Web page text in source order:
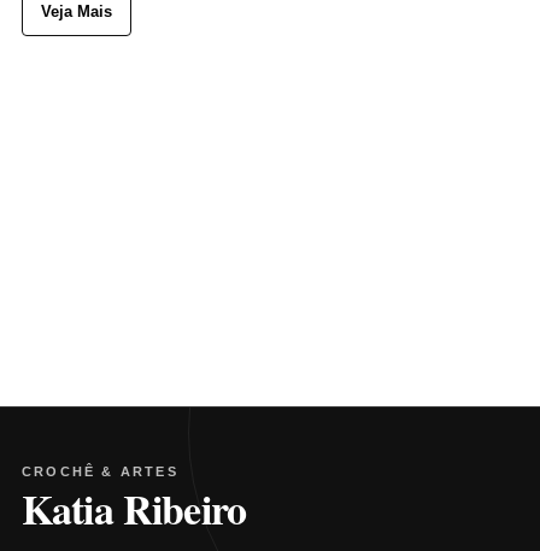
Veja Mais
CROCHÊ & ARTES
Katia Ribeiro